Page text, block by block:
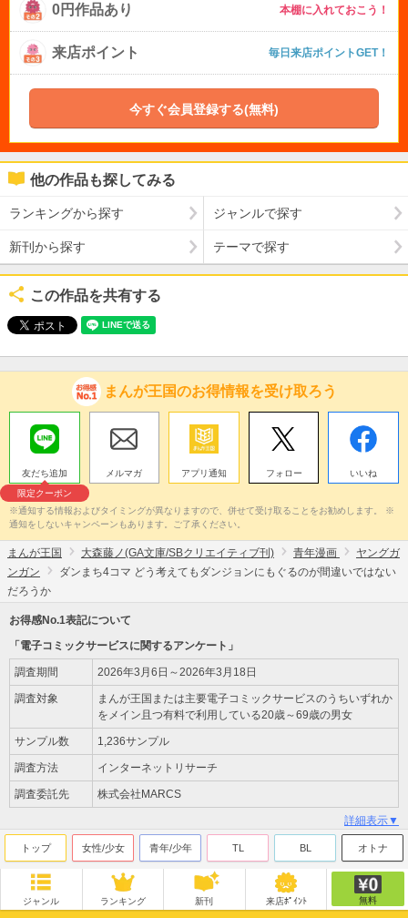
0円作品あり 本棚に入れておこう！
来店ポイント 毎日来店ポイントGET！
今すぐ会員登録する(無料)
他の作品も探してみる
ランキングから探す ジャンルで探す
新刊から探す テーマで探す
この作品を共有する
まんが王国のお得情報を受け取ろう
友だち追加
限定クーポン
メルマガ アプリ通知 フォロー いいね
※通知する情報およびタイミングが異なりますので、併せて受け取ることをお勧めします。 ※
通知をしないキャンペーンもあります。ご了承ください。
まんが王国 大森藤ノ(GA文庫/SBクリエイティブ刊) 青年漫画
ヤングガ
ンガン
ダンまち4コマ どう考えてもダンジョンにもぐるのが間違いではない
だろうか
お得感No.1表記について
「電子コミックサービスに関するアンケート」
調査期間 2026年3月6日～2026年3月18日
調査対象
まんが王国または主要電子コミックサービスのうちいずれか
をメイン且つ有料で利用している20歳～69歳の男女
サンプル数 1,236サンプル
調査方法 インターネットリサーチ
調査委託先 株式会社MARCS
詳細表示▼
トップ 女性/少女 青年/少年 TL BL オトナ
ジャンル ランキング 新刊 来店ﾎﾟｲﾝﾄ 無料